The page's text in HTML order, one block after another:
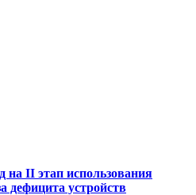
на II этап использования
дефицита устройств